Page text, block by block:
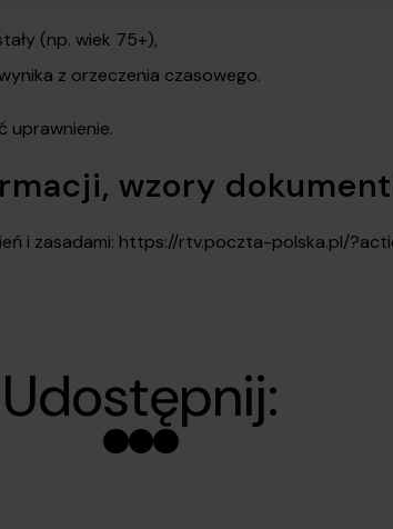
(np. wiek 75+),
z orzeczenia czasowego.
uprawnienie.
wzory
i zasadami: https://rtv.poczta-polska.pl/
Udostępnij: